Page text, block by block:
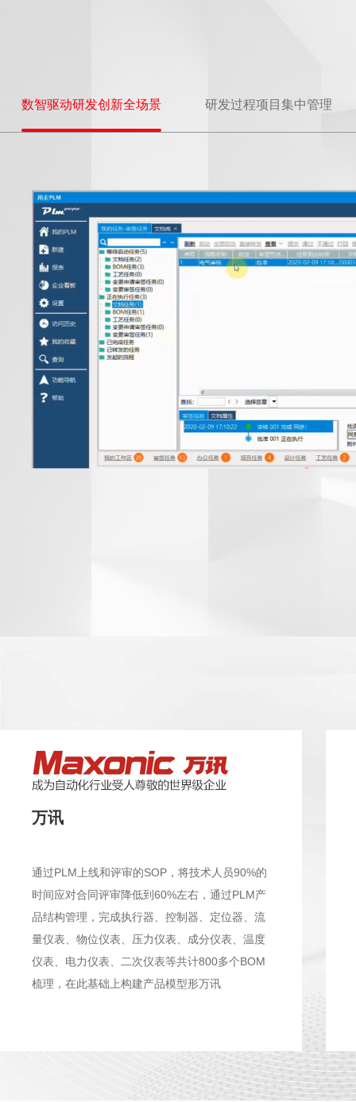
数智驱动研发创新全场景 研发过程项目集中管理
万讯
通过PLM上线和评审的SOP，将技术人员90%的
时间应对合同评审降低到60%左右，通过PLM产
品结构管理，完成执行器、控制器、定位器、流
量仪表、物位仪表、压力仪表、成分仪表、温度
仪表、电力仪表、二次仪表等共计800多个BOM
梳理，在此基础上构建产品模型形万讯